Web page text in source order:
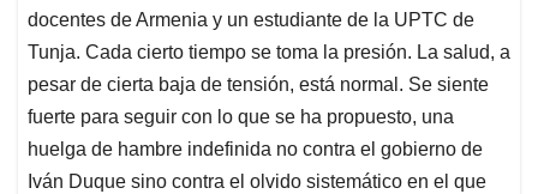
docentes de Armenia y un estudiante de la UPTC de
Tunja. Cada cierto tiempo se toma la presión. La salud, a
pesar de cierta baja de tensión, está normal. Se siente
fuerte para seguir con lo que se ha propuesto, una
huelga de hambre indefinida no contra el gobierno de
Iván Duque sino contra el olvido sistemático en el que